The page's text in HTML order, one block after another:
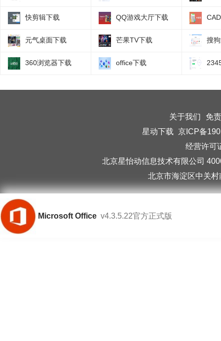
快剪辑下载 QQ游戏大厅下载
元气桌面下载 芒果TV下载 搜
360浏览器下载 office下载
关于我们
免
星动下载 京ICP备
经营许可
北京星怡动信息技术有限公司
北京市海淀区中关
Microsoft Office v4.3.5.22官方正式版